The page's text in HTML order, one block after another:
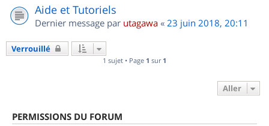
Aide et Tutoriels
Dernier message par utagawa « 23 juin 2018, 20:11
Verrouillé
1 sujet • Page 1 sur 1
Aller
PERMISSIONS DU FORUM